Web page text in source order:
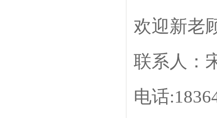
欢迎新老
联系人：
电话